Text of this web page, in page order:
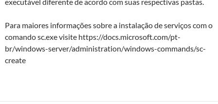
Para maiores informações sobre a instalação de serviços com o
comando sc.exe visite https://docs.microsoft.com/pt-
br/windows-server/administration/windows-commands/sc-
create